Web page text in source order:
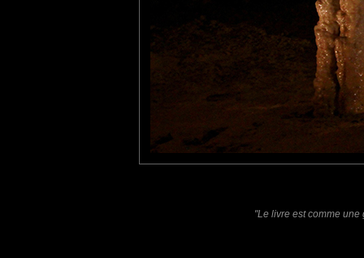
"Le livre est comme
Laisser un commentaire
Nom
E-mail
Site